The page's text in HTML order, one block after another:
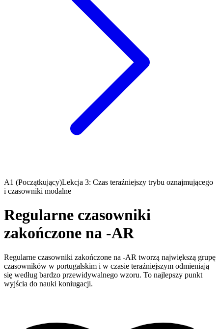
A1 (Początkujący)Lekcja 3: Czas teraźniejszy trybu oznajmującego
i czasowniki modalne
Regularne czasowniki
zakończone na -AR
Regularne czasowniki zakończone na -AR tworzą największą grupę
czasowników w portugalskim i w czasie teraźniejszym odmieniają
się według bardzo przewidywalnego wzoru. To najlepszy punkt
wyjścia do nauki koniugacji.